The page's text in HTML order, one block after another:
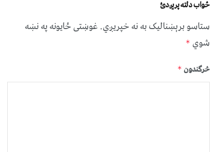
ځواب دلته پرېږدئ
ستاسو برېښناليک به نه خپريږي.غوښتى ځایونه په نښه
شوي *
څرگندون *